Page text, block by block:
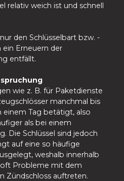
relativ weich ist und schnell
den Schlüsselbart bzw. -
Erneuern der
entfällt.
wie z. B. für Paketdienste
manchmal bis
einem Tag betätigt, also
als bei einem
Die Schlüssel sind jedoch
auf eine so häufige
weshalb innerhalb
oft Probleme mit dem
Zündschloss auftreten.